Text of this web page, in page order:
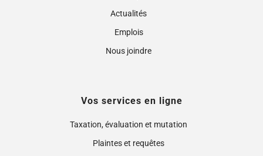
Actualités
Emplois
Nous joindre
Vos services en ligne
Taxation, évaluation et mutation
Plaintes et requêtes